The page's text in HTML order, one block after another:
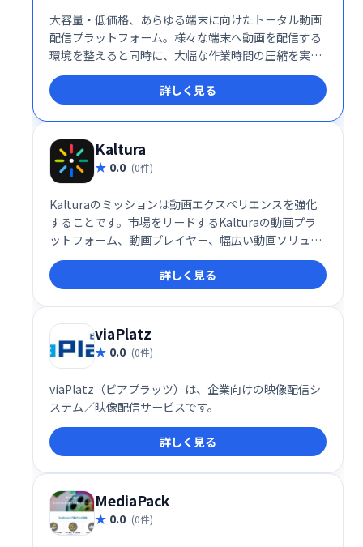
大容量・低価格、あらゆる端末に向けたトータル動画
配信プラットフォーム。様々な端末へ動画を配信する
環境を整えると同時に、大幅な作業時間の圧縮を実現
します。
詳しく見る
Kaltura
0.0 (0件)
Kalturaのミッションは動画エクスペリエンスを強化
することです。市場をリードするKalturaの動画プラ
ットフォーム、動画プレイヤー、幅広い動画ソリュー
ションは、動画を活用した教育、学習、コミュニケー
ション、コラボレーション、娯楽を行う数千の企業、
メディア企業、サービスプロバイダー、教育機関によ
って世界中で導入されています。
詳しく見る
viaPlatz
0.0 (0件)
viaPlatz（ビアプラッツ）は、企業向けの映像配信シ
ステム／映像配信サービスです。
詳しく見る
MediaPack
0.0 (0件)